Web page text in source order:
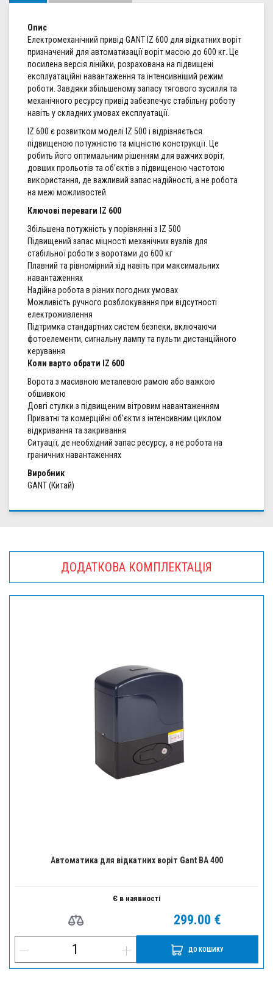
Опис
Електромеханічний привід GANT IZ 600 для відкатних воріт
призначений для автоматизації воріт масою до 600 кг. Це
посилена версія лінійки, розрахована на підвищені
експлуатаційні навантаження та інтенсивніший режим
роботи. Завдяки збільшеному запасу тягового зусилля та
механічного ресурсу привід забезпечує стабільну роботу
навіть у складних умовах експлуатації.
IZ 600 є розвитком моделі IZ 500 і відрізняється
підвищеною потужністю та міцністю конструкції. Це
робить його оптимальним рішенням для важчих воріт,
довших прольотів та об’єктів з підвищеною частотою
використання, де важливий запас надійності, а не робота
на межі можливостей.
Ключові переваги IZ 600
Збільшена потужність у порівнянні з IZ 500
Підвищений запас міцності механічних вузлів для
стабільної роботи з воротами до 600 кг
Плавний та рівномірний хід навіть при максимальних
навантаженнях
Надійна робота в різних погодних умовах
Можливість ручного розблокування при відсутності
електроживлення
Підтримка стандартних систем безпеки, включаючи
фотоелементи, сигнальну лампу та пульти дистанційного
керування
Коли варто обрати IZ 600
Ворота з масивною металевою рамою або важкою
обшивкою
Довгі стулки з підвищеним вітровим навантаженням
Приватні та комерційні об’єкти з інтенсивним циклом
відкривання та закривання
Ситуації, де необхідний запас ресурсу, а не робота на
граничних навантаженнях
Виробник
GANT (Китай)
ДОДАТКОВА КОМПЛЕКТАЦІЯ
Автоматика для відкатних воріт Gant BA 400
Є в наявності
299.00 €
ДО КОШИКУ